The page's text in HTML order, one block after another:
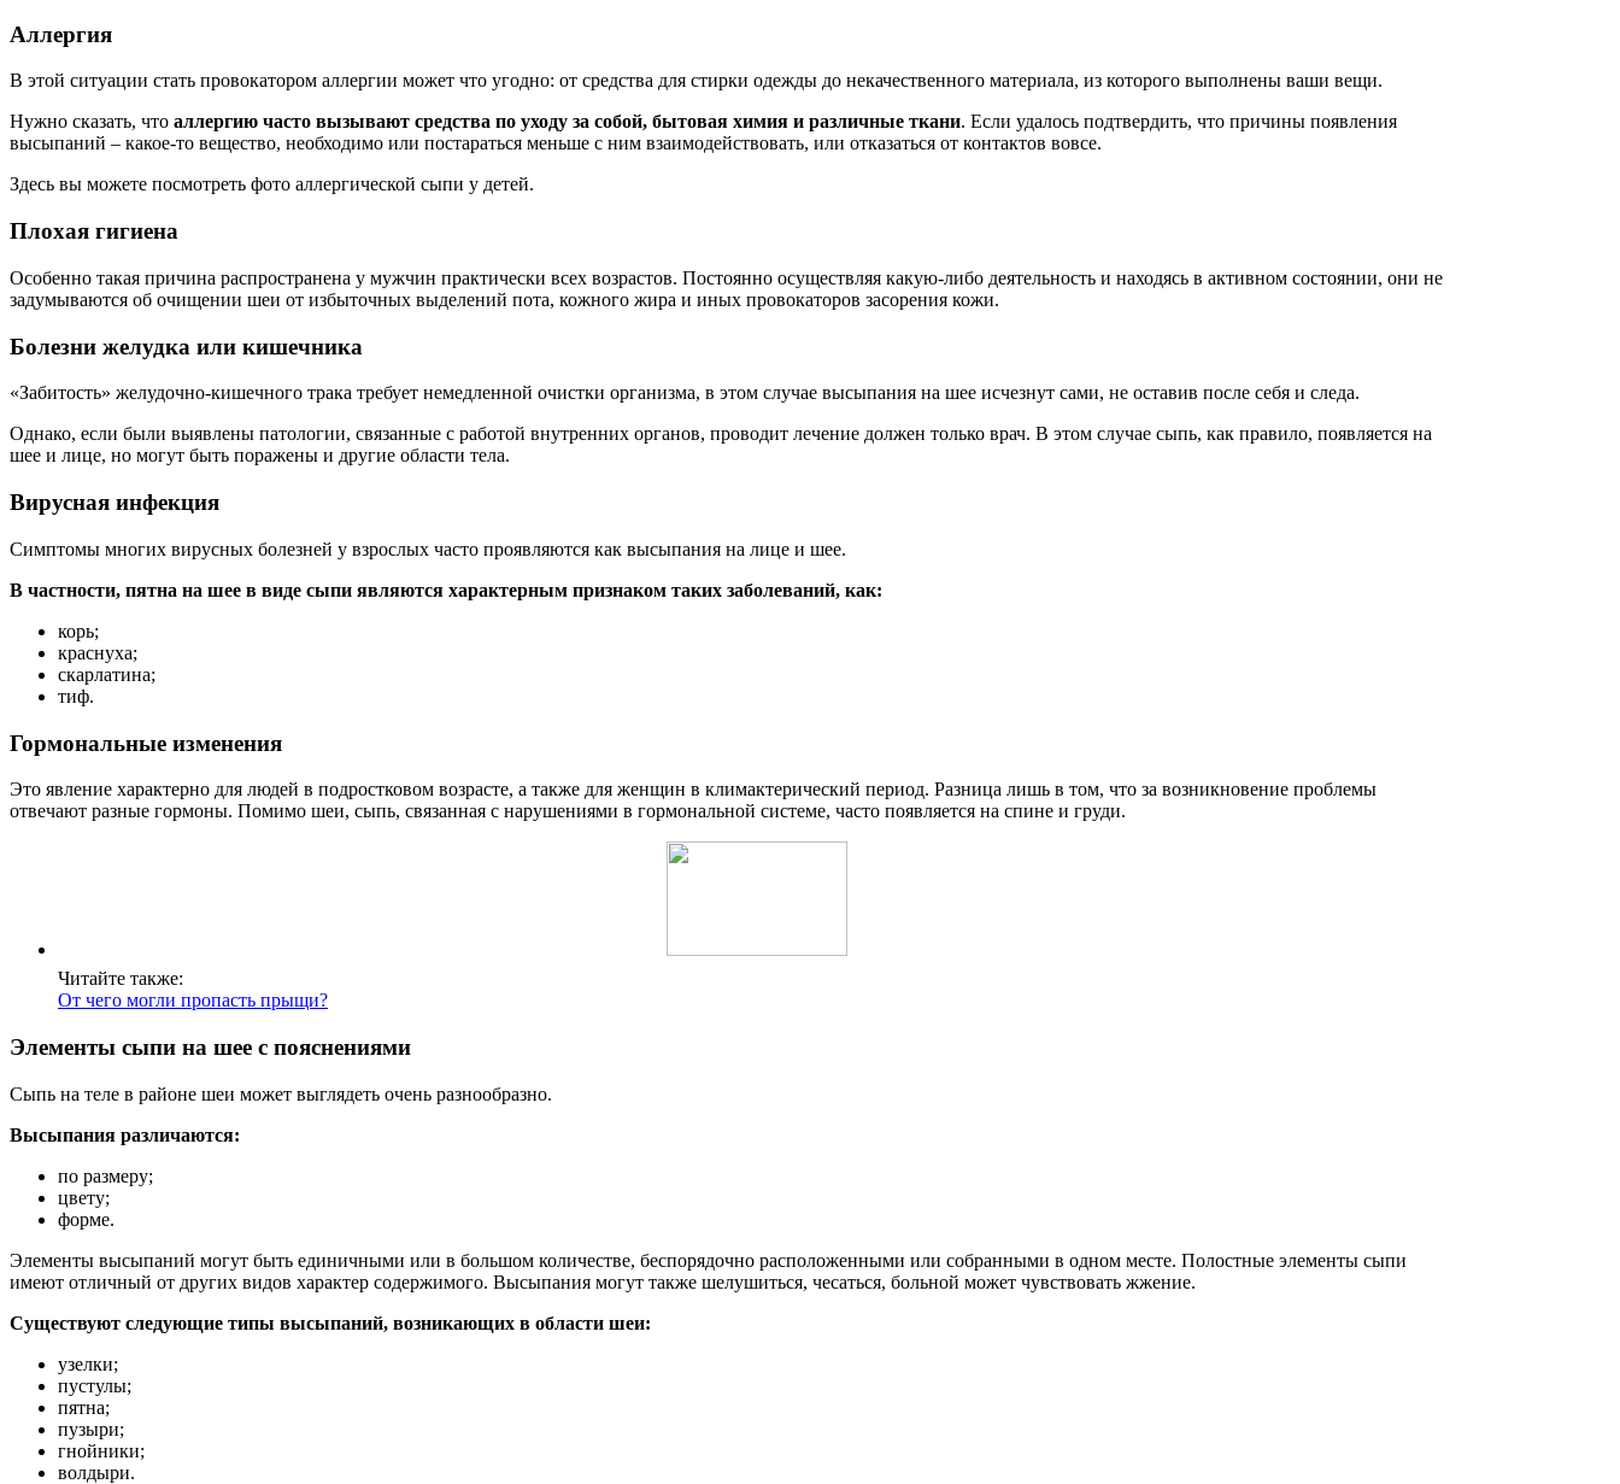
Аллергия
В этой ситуации стать провокатором аллергии может что угодно: от средства для стирки одежды до некачественного материала, из которого выполнены ваши вещи.
Нужно сказать, что аллергию часто вызывают средства по уходу за собой, бытовая химия и различные ткани. Если удалось подтвердить, что причины появления
высыпаний – какое-то вещество, необходимо или постараться меньше с ним взаимодействовать, или отказаться от контактов вовсе.
Здесь вы можете посмотреть фото аллергической сыпи у детей.
Плохая гигиена
Особенно такая причина распространена у мужчин практически всех возрастов. Постоянно осуществляя какую-либо деятельность и находясь в активном состоянии, они не
задумываются об очищении шеи от избыточных выделений пота, кожного жира и иных провокаторов засорения кожи.
Болезни желудка или кишечника
«Забитость» желудочно-кишечного трака требует немедленной очистки организма, в этом случае высыпания на шее исчезнут сами, не оставив после себя и следа.
Однако, если были выявлены патологии, связанные с работой внутренних органов, проводит лечение должен только врач. В этом случае сыпь, как правило, появляется на
шее и лице, но могут быть поражены и другие области тела.
Вирусная инфекция
Симптомы многих вирусных болезней у взрослых часто проявляются как высыпания на лице и шее.
В частности, пятна на шее в виде сыпи являются характерным признаком таких заболеваний, как:
корь;
краснуха;
скарлатина;
тиф.
Гормональные изменения
Это явление характерно для людей в подростковом возрасте, а также для женщин в климактерический период. Разница лишь в том, что за возникновение проблемы
отвечают разные гормоны. Помимо шеи, сыпь, связанная с нарушениями в гормональной системе, часто появляется на спине и груди.
Читайте также:
От чего могли пропасть прыщи?
Элементы сыпи на шее с пояснениями
Сыпь на теле в районе шеи может выглядеть очень разнообразно.
Высыпания различаются:
по размеру;
цвету;
форме.
Элементы высыпаний могут быть единичными или в большом количестве, беспорядочно расположенными или собранными в одном месте. Полостные элементы сыпи
имеют отличный от других видов характер содержимого. Высыпания могут также шелушиться, чесаться, больной может чувствовать жжение.
Существуют следующие типы высыпаний, возникающих в области шеи:
узелки;
пустулы;
пятна;
пузыри;
гнойники;
волдыри.